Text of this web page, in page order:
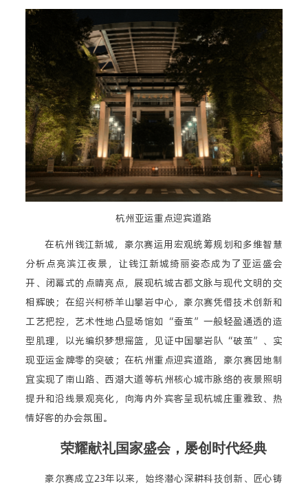
杭州亚运重点迎宾道路
在杭州钱江新城，豪尔赛运用宏观统筹规划和多维智慧
分析点亮滨江夜景，让钱江新城绮丽姿态成为了亚运盛会
开、闭幕式的点睛亮点，展现杭城古都文脉与现代文明的交
相辉映；在绍兴柯桥羊山攀岩中心，豪尔赛凭借技术创新和
工艺把控，艺术性地凸显场馆如“蚕茧”一般轻盈通透的造
型肌理，以光编织梦想摇篮，见证中国攀岩队“破茧”、实
现亚运金牌零的突破；在杭州重点迎宾道路，豪尔赛因地制
宜实现了南山路、西湖大道等杭州核心城市脉络的夜景照明
提升和沿线景观亮化，向海内外宾客呈现杭城庄重雅致、热
情好客的办会氛围。
荣耀献礼国家盛会，屡创时代经典
豪尔赛成立23年以来，始终潜心深耕科技创新、匠心铸